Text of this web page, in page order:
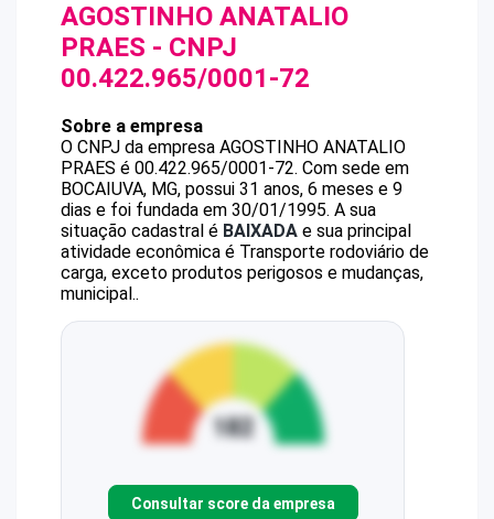
AGOSTINHO ANATALIO
PRAES - CNPJ
00.422.965/0001-72
Sobre a empresa
O CNPJ da empresa AGOSTINHO ANATALIO
PRAES é 00.422.965/0001-72. Com sede em
BOCAIUVA, MG, possui 31 anos, 6 meses e 9
dias e foi fundada em 30/01/1995. A sua
situação cadastral é BAIXADA e sua principal
atividade econômica é Transporte rodoviário de
carga, exceto produtos perigosos e mudanças,
municipal..
Consultar score da empresa